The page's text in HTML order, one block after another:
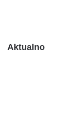
Aktualno